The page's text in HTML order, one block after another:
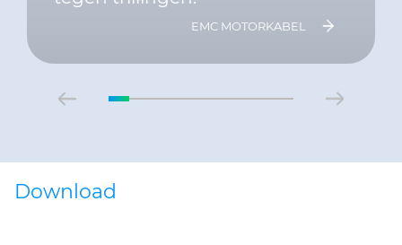
EMC MOTORKABEL
Download